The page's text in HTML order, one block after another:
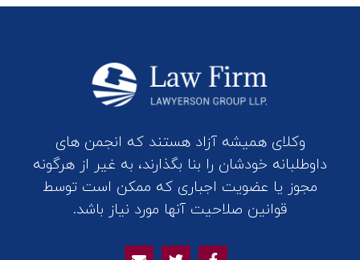
وکلای همیشه آزاد هستند که انجمن های
داوطلبانه خودشان را بنا بگذارند، به غیر از هرگونه
مجوز یا عضویت اجباری که ممکن است توسط
قوانین صلاحیت آنها مورد نیاز باشد.